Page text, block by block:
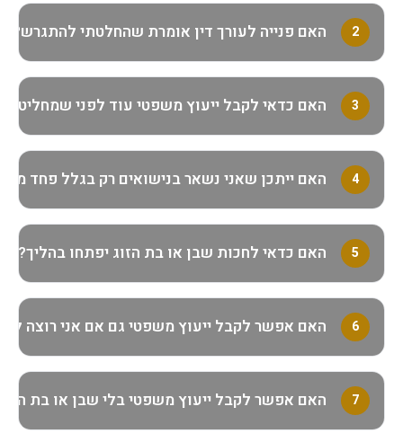
האם פנייה לעורך דין אומרת שהחלטתי להתגרש?
האם כדאי לקבל ייעוץ משפטי עוד לפני שמחליטים
האם ייתכן שאני נשאר בנישואים רק בגלל פחד
האם כדאי לחכות שבן או בת הזוג יפתחו בהליך?
האם אפשר לקבל ייעוץ משפטי גם אם אני רוצה
האם אפשר לקבל ייעוץ משפטי בלי שבן או בת הזוג